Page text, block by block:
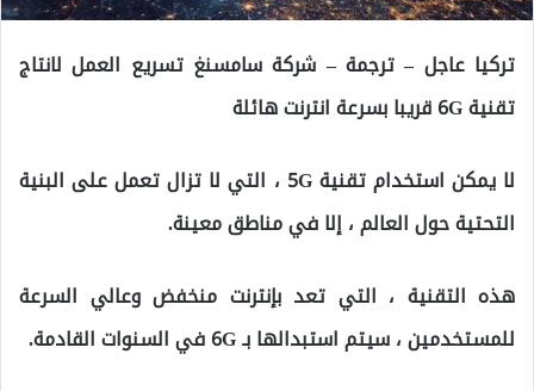
تركيا عاجل – ترجمة – شركة سامسنغ تسريع العمل لانتاج
تقنية 6G قريبا بسرعة انترنت هائلة
لا يمكن استخدام تقنية 5G ، التي لا تزال تعمل على البنية
التحتية حول العالم ، إلا في مناطق معينة.
هذه التقنية ، التي تعد بإنترنت منخفض وعالي السرعة
للمستخدمين ، سيتم استبدالها بـ 6G في السنوات القادمة.